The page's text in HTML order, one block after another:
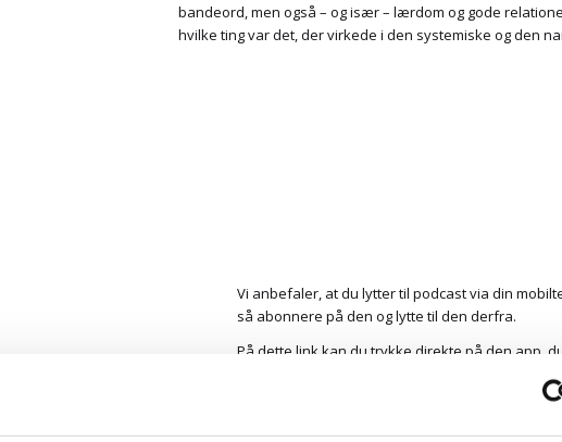
bandeord, men også – og især – lærdom og gode
hvilke ting var det, der virkede i den systemiske og den
Vi anbefaler, at du lytter til podcast via din
så abonnere på den og lytte til den derfra.
På dette link kan du trykke direkte på den app ,
Så skal du bare trykke ”Abonnér” eller